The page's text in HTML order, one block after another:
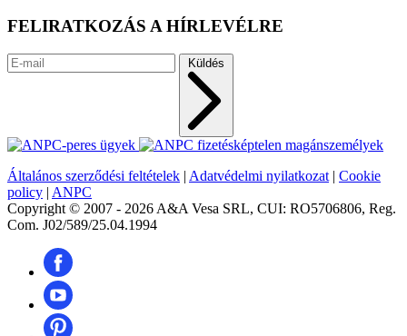
FELIRATKOZÁS A HÍRLEVÉLRE
Küldés
Általános szerződési feltételek | Adatvédelmi nyilatkozat | Cookie
policy | ANPC
Copyright © 2007 - 2026 A&A Vesa SRL, CUI: RO5706806, Reg.
Com. J02/589/25.04.1994